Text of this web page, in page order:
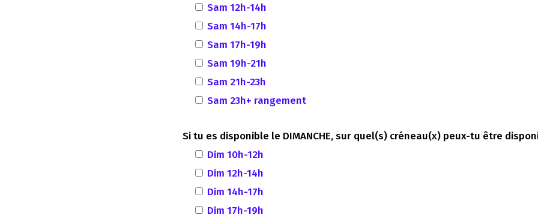
Sam 12h-14h
Sam 14h-17h
Sam 17h-19h
Sam 19h-21h
Sam 21h-23h
Sam 23h+ rangement
Si tu es disponible le DIMANCHE, sur quel(s) créneau(x) peux-tu être
Dim 10h-12h
Dim 12h-14h
Dim 14h-17h
Dim 17h-19h